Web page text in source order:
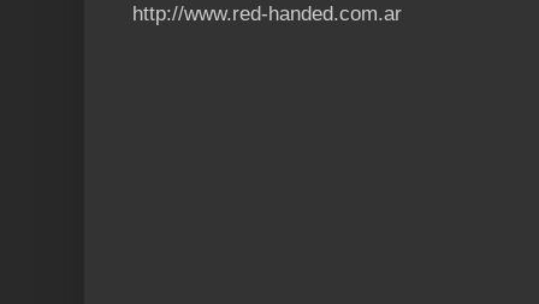
http://www.red-handed.com.ar